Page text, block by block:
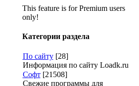
This feature is for Premium users
only!
Категории раздела
По сайту [28]
Информация по сайту Loadk.ru
Софт [21508]
Свежие программы для